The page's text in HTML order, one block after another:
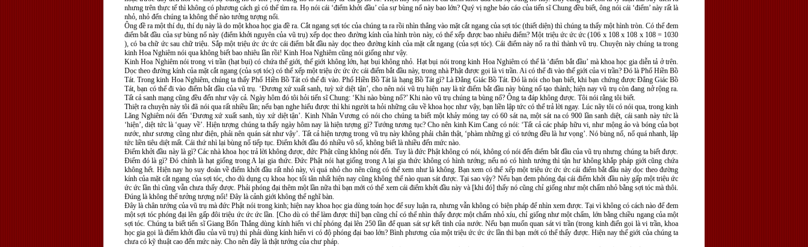
nhưng trên thực tế thì không có phương cách gì có thể tìm ra. Họ nói cái ‘điểm khởi đầu’ của sự bùng nổ này bao lớn? Quý vị nghe báo cáo của tiến sĩ Chung đều biết, ông nói cái ‘điểm’ này rất là
nhỏ, nhỏ đến chúng ta không thể nào tưởng tượng nổi.
Ông đề ra một thí dụ, thí dụ này là do một khoa học gia đề ra. Cắt ngang sợi tóc của chúng ta ra rồi nhìn thẳng vào mặt cắt ngang của sợi tóc (thiết diện) thì chúng ta thấy một hình tròn. Có thể đem
điểm bắt đầu của sự bùng nổ này (điểm khởi nguyên của vũ trụ) xếp dọc theo đường kính của hình tròn này, có thể xếp được bao nhiêu điểm? Một triệu ức ức ức (106 x 108 x 108 x 108 = 1030
), có ba chữ ức sau chữ triệu. Sắp một triệu ức ức ức cái điểm bắt đầu này dọc theo đường kính của mặt cắt ngang (của sợi tóc). Cái điểm này nổ ra thì thành vũ trụ. Chuyện này chúng ta trong
kinh Hoa Nghiêm nói qua không biết bao nhiêu lần rồi! Kinh Hoa Nghiêm cũng nói giống như vậy.
Kinh Hoa Nghiêm nói trong vi trần (hạt bụi) có chứa thế giới, thế giới không lớn, hạt bụi không nhỏ. Hạt bụi nói trong kinh Hoa Nghiêm có thể là ‘điểm bắt đầu’ mà khoa học gia diễn tả ở trên.
Dọc theo đường kính của mặt cắt ngang (của sợi tóc) có thể xếp một triệu ức ức ức cái điểm bắt đầu này, trong nhà Phật được gọi là vi trần. Ai có thể đi vào thế giới của vi trần? Ðó là Phổ Hiền Bồ
Tát. Trong kinh Hoa Nghiêm, chúng ta thấy Phổ Hiền Bồ Tát có thể đi vào. Phổ Hiền Bồ Tát là hạng Bồ Tát gì? Là Ðẳng Giác Bồ Tát. Ðó là nói cho bạn biết, khi bạn chứng được Ðẳng Giác Bồ
Tát, bạn có thể đi vào điểm bắt đầu của vũ trụ. ‘Ðương xứ xuất sanh, tuỳ xứ diệt tận’, cho nên nói vũ trụ hiện nay là từ điểm bắt đầu này bùng nổ tạo thành; hiện nay vũ trụ còn đang nở rộng ra.
Tất cả sanh mạng cũng đều đến như vậy cả. Ngày hôm đó tôi hỏi tiến sĩ Chung: ‘Khi nào bùng nổ?’ Khi nào vũ trụ chúng ta bùng nổ? Ông ta đáp không được. Tôi nói rằng tôi biết.
Thiệt ra chuyện này tôi đã nói qua rất nhiều lần; nếu bạn nghe hiểu được thì khi người ta hỏi những câu về khoa học như vậy, bạn liền lập tức có thể trả lời ngay. Lúc nãy tôi có nói qua, trong kinh
Lăng Nghiêm nói đến ‘Ðương xứ xuất sanh, tùy xứ diệt tận’. Kinh Nhân Vương có nói cho chúng ta biết một khảy móng tay có 60 sát na, một sát na có 900 lần sanh diệt, cái sanh này tức là
‘hiện’, diệt tức là ‘quay về’. Hiện tượng chúng ta thấy ngày hôm nay là hiện tượng gì? Tướng tương tục? Cho nên kinh Kim Cang có nói: ‘Tất cả các pháp hữu vi, như mộng ảo và bóng của bọt
nước, như sương cũng như điện, phải nên quán sát như vậy’. Tất cả hiện tượng trong vũ trụ này không phải chân thật, ‘phàm những gì có tướng đều là hư vọng’. Nó bùng nổ, nổ quá nhanh, lập
tức liền tiêu diệt mất. Cái thứ nhì lại bùng nổ tiếp tục. Ðiểm khởi đầu đó nhiều vô số, không biết là nhiều đến mức nào.
Ðiểm khởi đầu này là gì? Các nhà khoa học trả lời không được, đức Phật cũng không nói đến. Tuy là đức Phật không có nói, không có nói đến điểm bắt đầu của vũ trụ nhưng chúng ta biết được.
Ðiểm đó là gì? Ðó chính là hạt giống trong A lại gia thức. Ðức Phật nói hạt giống trong A lại gia thức không có hình tướng; nếu nó có hình tướng thì tận hư không khắp pháp giới cũng chứa
không hết. Hiện nay họ suy đoán về điểm khởi đầu rất nhỏ này, vì quá nhỏ cho nên cũng có thể xem như là không. Bạn xem có thể xếp một triệu ức ức ức cái điểm bắt đầu này dọc theo đường
kính của mặt cắt ngang của sợi tóc, cho dù dụng cụ khoa học tối tân nhất hiện nay cũng không thể nào quan sát được. Tại sao vậy? Nếu bạn đem phóng đại cái điểm khởi đầu này gấp một triệu ức
ức ức lần thì cũng vẫn chưa thấy được. Phải phóng đại thêm một lần nữa thì bạn mới có thể xem cái điểm khởi đầu này và [khi đó] thấy nó cũng chỉ giống như một chấm nhỏ bằng sợi tóc mà thôi.
Ðúng là không thể tưởng tượng nổi! Ðây là cảnh giới không thể nghĩ bàn.
Ðây là chân tướng của vũ trụ mà đức Phật nói trong kinh; hiện nay khoa học gia dùng toán học để suy luận ra, nhưng vẫn không có biện pháp để nhìn xem được. Tại vì không có cách nào để đem
một sợi tóc phóng đại lên gấp đôi triệu ức ức ức lần. [Cho dù có thể làm được thì] bạn cũng chỉ có thể nhìn thấy được một chấm nhỏ xíu, chỉ giống như một chấm, lớn bằng chiều ngang của một
sợi tóc. Chúng ta biết tiến sĩ Giang Bổn Thắng dùng kính hiển vi chỉ phóng đại lên 250 lần để quan sát sự kết tinh của nước. Nếu bạn muốn quan sát vi trần (trong kinh điển gọi là vi trần, khoa
học gia gọi là điểm khởi đầu của vũ trụ) thì phải dùng kính hiển vi có độ phóng đại bao lớn? Bình phương của một triệu ức ức ức lần thì bạn mới có thể thấy được. Hiện nay thế giới của chúng ta
chưa có kỹ thuật cao đến mức này. Cho nên đây là thật tướng của chư pháp.